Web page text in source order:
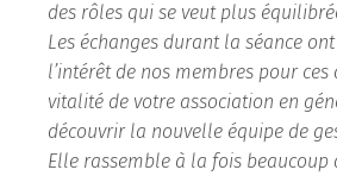
des rôles qui se veut plus
Les échanges durant la séance
l’intérêt de nos membres pour ces
vitalité de votre association en
découvrir la nouvelle équipe de
Elle rassemble à la fois beaucoup